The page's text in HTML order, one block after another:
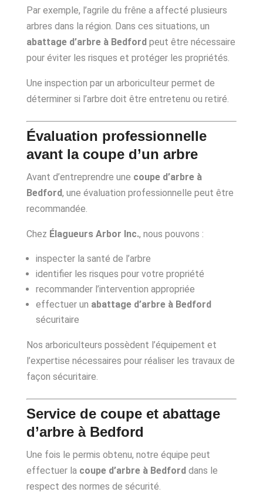
Par exemple, l’agrile du frêne a affecté plusieurs
arbres dans la région. Dans ces situations, un
abattage d’arbre à Bedfordpeut être nécessaire
pour éviter les risques et protéger les propriétés.
Une inspection par un arboriculteur permet de
déterminer si l’arbre doit être entretenu ou retiré.
Évaluation professionnelle
avant la coupe d’un arbre
Avant d’entreprendre une coupe d’arbre à
Bedford, une évaluation professionnelle peut être
recommandée.
Chez Élagueurs Arbor Inc., nous pouvons :
inspecter la santé de l’arbre
identifier les risques pour votre propriété
recommander l’intervention appropriée
effectuer un abattage d’arbre à Bedford
sécuritaire
Nos arboriculteurs possèdent l’équipement et
l’expertise nécessaires pour réaliser les travaux de
façon sécuritaire.
Service de coupe et abattage
d’arbre à Bedford
Une fois le permis obtenu, notre équipe peut
effectuer la coupe d’arbre à Bedforddans le
respect des normes de sécurité.